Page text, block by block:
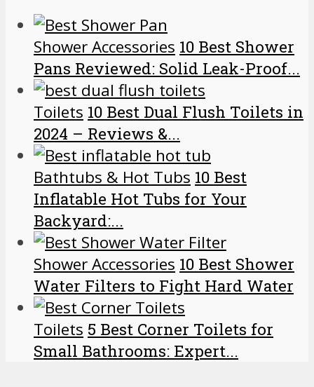
Shower Accessories 10 Best Shower
Pans Reviewed: Solid Leak-Proof...
Toilets 10 Best Dual Flush Toilets in
2024 – Reviews &...
Bathtubs & Hot Tubs 10 Best
Inflatable Hot Tubs for Your
Backyard:...
Shower Accessories 10 Best Shower
Water Filters to Fight Hard Water
Toilets 5 Best Corner Toilets for
Small Bathrooms: Expert...